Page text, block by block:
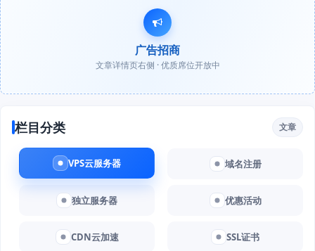
广告招商
文章详情页右侧 · 优质席位开放中
栏目分类 文章
VPS云服务器 域名注册
独立服务器 优惠活动
CDN云加速 SSL证书